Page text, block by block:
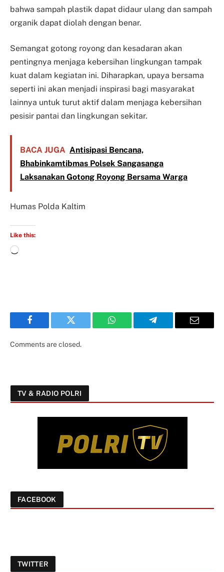
bahwa sampah plastik dapat didaur ulang dan sampah
organik dapat diolah dengan benar.
Semangat gotong royong dan kesadaran akan
pentingnya menjaga kebersihan lingkungan tampak
kuat dalam kegiatan ini. Diharapkan, upaya bersama
seperti ini akan menjadi inspirasi bagi masyarakat
lainnya untuk turut aktif dalam menjaga kebersihan
pesisir pantai dan lingkungan sekitar.
BACA JUGA Antisipasi Bencana,
Bhabinkamtibmas Polsek Sangasanga
Laksanakan Gotong Royong Bersama Warga
Humas Polda Kaltim
Like this:
Facebook Twitter WhatsApp Telegram Email
Comments are closed.
TV & RADIO POLRI
FACEBOOK
TWITTER